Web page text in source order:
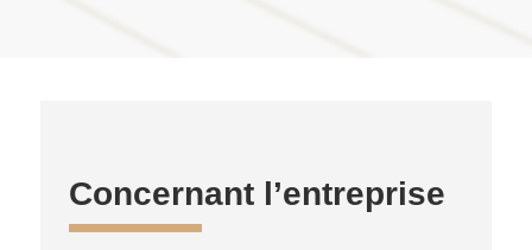
Concernant l’entreprise